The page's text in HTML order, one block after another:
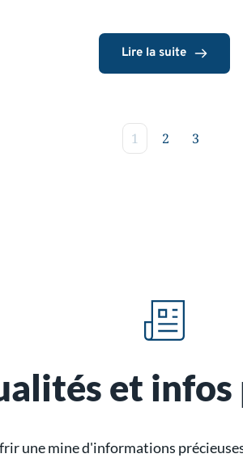
Lire la suite
1 2 3
et infos
une mine d'informations